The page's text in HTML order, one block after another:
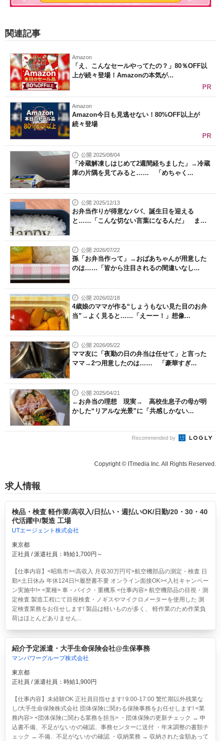
関連記事
Amazon
「え、こんなセールやってたの？」80％OFF以
上が続々登場！Amazonの本気が...
PR
Amazon
Amazon今日も見逃せない！80%OFF以上が
続々登場
PR
公開 2025/08/04
「冷蔵解凍しはじめて2週間経ちました」→冷蔵
庫の片隅を見てみると…… 「めちゃく...
公開 2025/12/13
お弁当作りが得意なパパ、誕生日を迎える
と……「こんな切ない言葉になるんだ」 ま
公開 2026/07/22
孫「お弁当作って」→おばあちゃんが用意した
のは……「皆から注目されるの間違いなし...
公開 2026/02/18
4歳娘のママが作る“しょうもない見た目のお弁
当”→よく見ると……「えーー！」想像...
公開 2026/05/22
ママ友に「夜勤の日の弁当は任せて」と言った
ママ→2つ用意したのは…… 「豪華すぎ...
公開 2025/04/21
←お弁当の理想 現実→ 高校生息子の母が明
かした“リアルな光景”に「共感しかない...
Recommended by
Copyright © ITmedia Inc. All Rights Reserved.
求人情報
検品・検査 軽作業/高収入/日払い・週払いOK/日勤/20・30・40
代活躍中/製造 工場
UTエージェント株式会社
東京都
正社員 / 派遣社員：時給1,700円～
【仕事内容】<昭島市><高収入 月収30万円可>航空機部品の測定・検査 日
勤×土日休み 年休124日!<履歴書不要 オンライン面接OK><入社キャンペー
ン実施中!> <業種> 車・バイク・重機系 <仕事内容> 航空機部品の目視・測
定検査 製造工程にて目視検査・ノギスやマイクロメーターを使用した 測
定検査業務をお任せします! 製品は軽いものが多く、 軽作業のため作業負
荷はほとんどありません...
紹介予定派遣・大手生命保険会社@生保事務
マンパワーグループ株式会社
東京都
正社員 / 派遣社員：時給1,900円
【仕事内容】未経験OK 正社員目指せます! 9:00-17:00 繁忙期以外残業な
し/大手生命保険株式会社 団体保険に関わる保険事務をお任せします! <業
務内容> <団体保険に関わる業務を担当> ・団体保険の更新チェック → 申
込書不備、不足がないかの確認、事務センターに送付 ・年末調整の書類チ
ェック → 不備、不足がないかの確認 ・収納業務 → 収納された金額あって